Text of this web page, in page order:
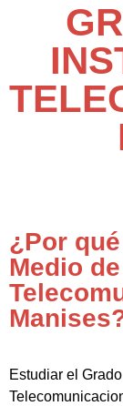
¿Por
Medio
Estudiar el